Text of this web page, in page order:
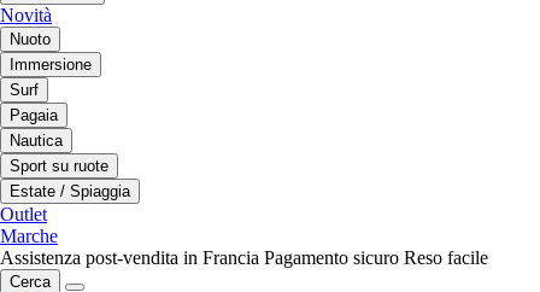
Novità
Nuoto
Immersione
Surf
Pagaia
Nautica
Sport su ruote
Estate / Spiaggia
Outlet
Marche
Assistenza post-vendita in Francia Pagamento sicuro Reso facile
Cerca